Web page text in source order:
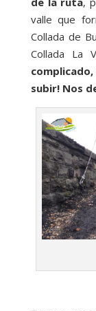
valle que
Collada de
Collada La
subir! Nos